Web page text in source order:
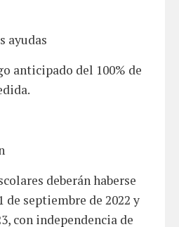
ayudas
anticipado del 100% de
deberán haberse
septiembre de 2022 y
con independencia de